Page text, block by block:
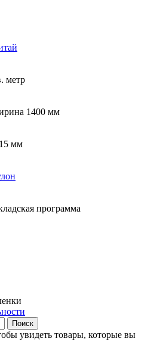
метр
1400 мм
мм
программа
Поиск
увидеть товары, которые вы